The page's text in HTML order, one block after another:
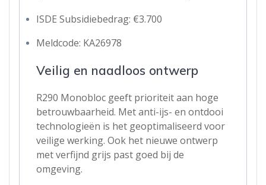
ISDE Subsidiebedrag: €3.700
Meldcode: KA26978
Veilig en naadloos ontwerp
R290 Monobloc geeft prioriteit aan hoge
betrouwbaarheid. Met anti-ijs- en ontdooi
technologieën is het geoptimaliseerd voor
veilige werking. Ook het nieuwe ontwerp
met verfijnd grijs past goed bij de
omgeving.